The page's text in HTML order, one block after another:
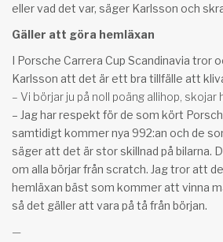
eller vad det var, säger Karlsson och
Gäller att göra hemläxan
I Porsche Carrera Cup Scandinavia tror
Karlsson att det är ett bra tillfälle att
– Vi börjar ju på noll poäng allihop,
– Jag har respekt för de som kört
samtidigt kommer nya 992:an och de
säger att det är stor skillnad på bilarna.
om alla börjar från scratch. Jag tror att
hemläxan bäst som kommer att vinna
så det gäller att vara på tå från början.
—